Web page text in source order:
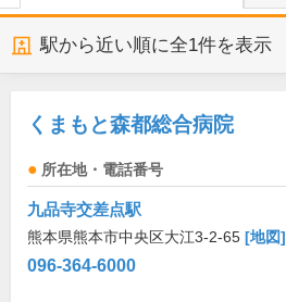
駅から近い順に全1件を表示
くまもと森都総合病院
所在地・電話番号
九品寺交差点駅
熊本県熊本市中央区大江3-2-65 [地図]
096-364-6000